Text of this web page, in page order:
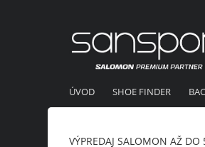
ÚVOD SHOE FINDER
VÝPREDAJ SALOMON AŽ DO